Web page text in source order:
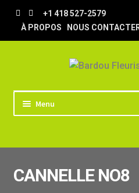
Aller
la
Aller
au
contenu
+1 418 527-2579
À PROPOS
NOUS
Menu
TRUCS & ASTUCES
CANNELLE NO8